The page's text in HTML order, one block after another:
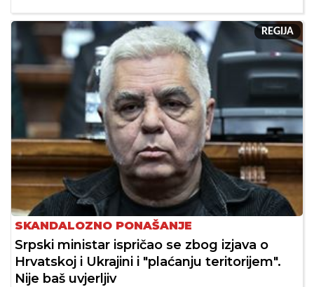
REGIJA
SKANDALOZNO PONAŠANJE
Srpski ministar ispričao se zbog izjava o
Hrvatskoj i Ukrajini i "plaćanju teritorijem".
Nije baš uvjerljiv